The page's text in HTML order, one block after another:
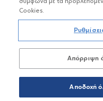
Copyright
Προστασία
Cookies.
Απόρριψη
Αποδοχή